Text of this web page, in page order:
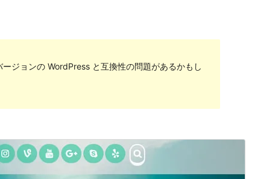
ジョンの WordPress と互換性の問題があるかもし
プレビューダウンロード
バージョン
3.0.6